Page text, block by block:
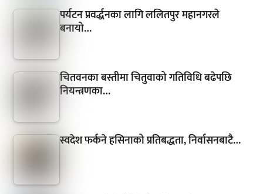
पर्यटन प्रवर्द्धनका लागि ललितपुर महानगरले
बनायो…
चितवनका बस्तीमा चितुवाको गतिविधि बढेपछि
नियन्त्रणका…
स्वदेश फर्कने हसिनाको प्रतिबद्धता, निर्वासनबाटै…